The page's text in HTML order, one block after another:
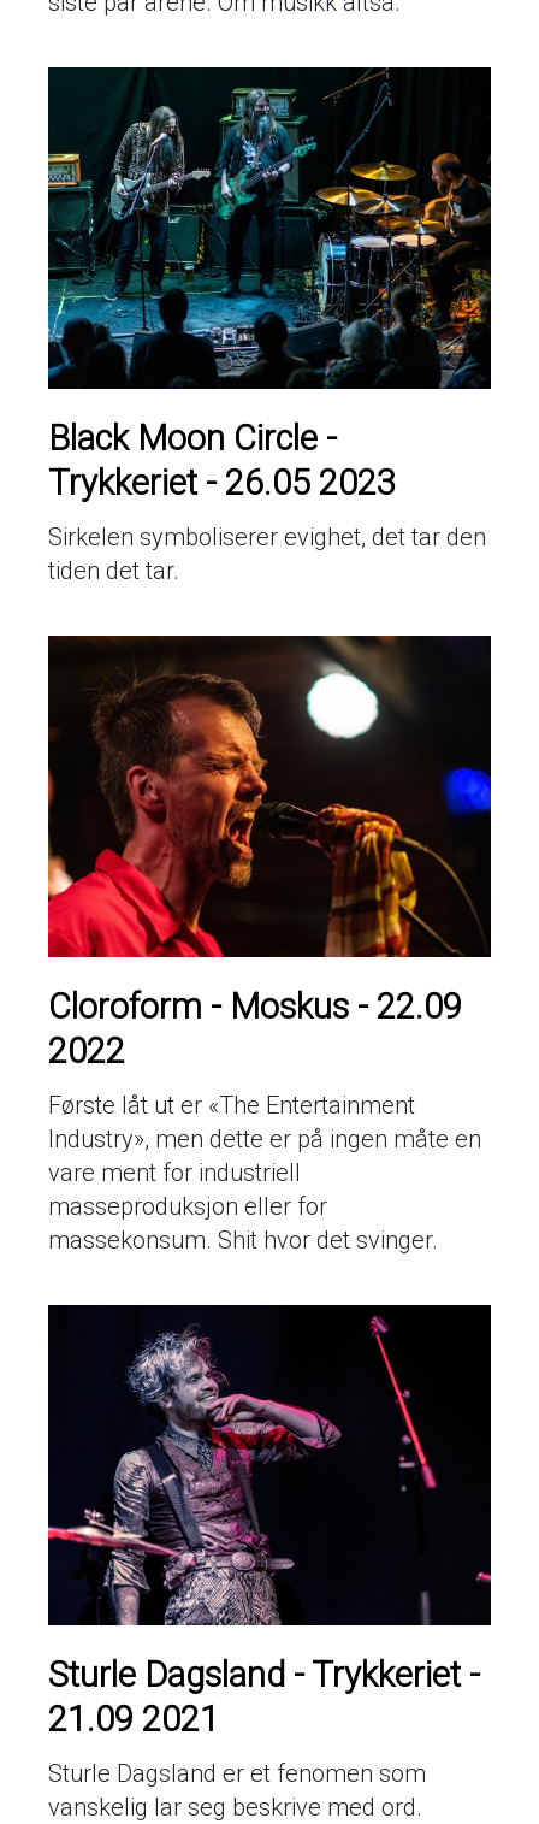
Black Moon Circle -
Trykkeriet - 26.05 2023
Sirkelen symboliserer evighet, det tar den
tiden det tar.
Cloroform - Moskus - 22.09
2022
Første låt ut er «The Entertainment
Industry», men dette er på ingen måte en
vare ment for industriell
masseproduksjon eller for
massekonsum. Shit hvor det svinger.
Sturle Dagsland - Trykkeriet -
21.09 2021
Sturle Dagsland er et fenomen som
vanskelig lar seg beskrive med ord.